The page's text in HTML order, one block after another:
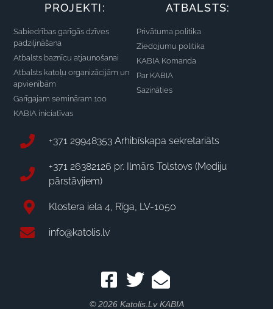
PROJEKTI:
Sabiedrības garīgās dzīves
padziļināšana
Atbalsts baznīcu atjaunošanai
Atbalsts katoļu organizācijām un
apvienībām
Garīgajam semināram 100
KABIA iniciatīvas
ATBALSTS:
Privātuma politika
Ziedojumu politika
KABIA Komanda
Par KABIA
Sazināties
+371 29948353 Arhibīskapa sekretariāts
+371 26382126 pr. Ilmārs Tolstovs (Mediju
pārstāvjiem)
Klostera iela 4, Rīga, LV-1050
info@katolis.lv
© 2026 Katolis.lv KABIA